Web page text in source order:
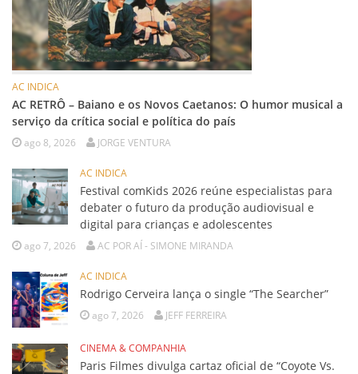
AC INDICA
AC RETRÔ – Baiano e os Novos Caetanos: O humor musical a
serviço da crítica social e política do país
ago 8, 2026 JORGE VENTURA
AC INDICA
Festival comKids 2026 reúne especialistas para
debater o futuro da produção audiovisual e
digital para crianças e adolescentes
ago 7, 2026 AC POR AÍ - SIMONE MIRANDA
AC INDICA
Rodrigo Cerveira lança o single “The Searcher”
ago 7, 2026 JEFF FERREIRA
CINEMA & COMPANHIA
Paris Filmes divulga cartaz oficial de “Coyote Vs.